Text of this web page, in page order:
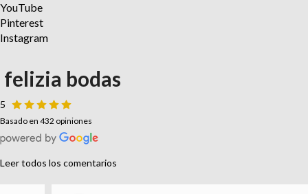
YouTube
Pinterest
Instagram
felizia bodas
5
Basado en 432 opiniones
Leer todos los comentarios